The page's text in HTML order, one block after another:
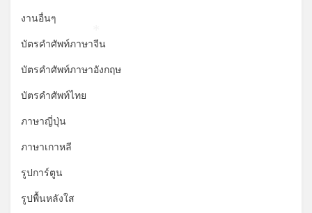
งานอื่นๆ
บัตรคำศัพท์ภาษาจีน
บัตรคำศัพท์ภาษาอังกฤษ
บัตรคำศัพท์ไทย
ภาษาญี่ปุ่น
ภาษาเกาหลี
รูปการ์ตูน
รูปพื้นหลังใส
*